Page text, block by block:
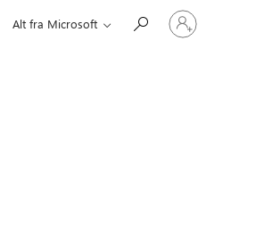
Alt fra Microsoft
Logg
på
kontoen